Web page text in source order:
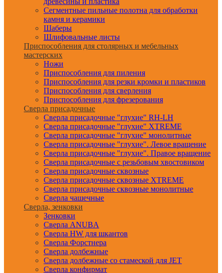
Сегментные пильные полотна для обработки
камня и керамики
Шаберы
Шлифовальные листы
Приспособления для столярных и мебельных
мастерских
Ножи
Приспособления для пиления
Приспособления для резки кромки и пластиков
Приспособления для сверления
Приспособления для фрезерования
Сверла присадочные
Сверла присадочные "глухие" RH-LH
Сверла присадочные "глухие" XTREME
Сверла присадочные "глухие" монолитные
Сверла присадочные "глухие". Левое вращение
Сверла присадочные "глухие". Правое вращение
Сверла присадочные с резьбовым хвостовиком
Сверла присадочные сквозные
Сверла присадочные сквозные XTREME
Сверла присадочные сквозные монолитные
Сверла чашечные
Сверла, зенковки
Зенковки
Сверла ANUBA
Сверла HW для шкантов
Сверла Форстнера
Сверла долбежные
Сверла долбежные со стамеской для JET
Сверла конфирмат